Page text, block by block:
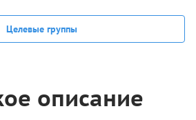
Целевые группы
описание